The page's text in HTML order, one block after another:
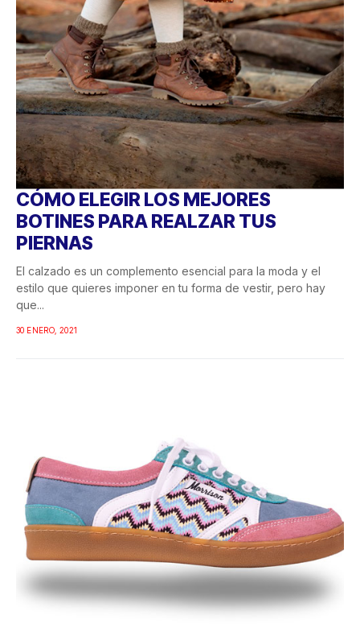
CÓMO ELEGIR LOS MEJORES
BOTINES PARA REALZAR TUS
PIERNAS
El calzado es un complemento esencial para la moda y el
estilo que quieres imponer en tu forma de vestir, pero hay
que...
30 ENERO, 2021